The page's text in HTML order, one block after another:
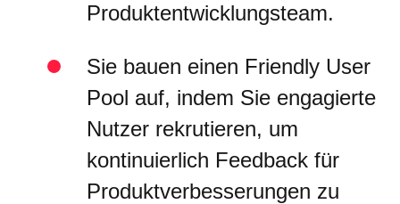
Produktentwicklungsteam.
Sie bauen einen Friendly User
Pool auf, indem Sie engagierte
Nutzer rekrutieren, um
kontinuierlich Feedback für
Produktverbesserungen zu